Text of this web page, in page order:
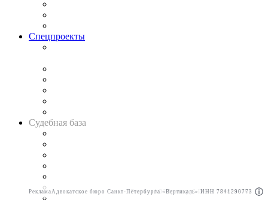
Спецпроекты
Судебная база
RSS лента новостейРеклама АО"Право.ру" ИНН: 7708095468
Реклама Адвокатское бюро Санкт-Петербурга «Вертикаль» ИНН 7841290773